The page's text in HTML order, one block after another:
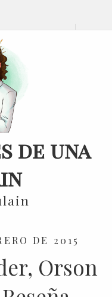
de una
DE 2015
Orson